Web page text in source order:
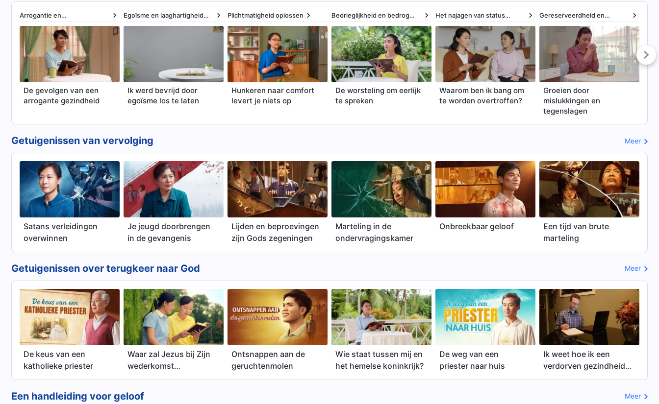
Arrogantie en
zelfgenoegzaamheid
oplossen
De gevolgen van een
arrogante gezindheid
Egoïsme en laaghartigheid
oplossen
Ik werd bevrijd door
egoïsme los te laten
Plichtmatigheid oplossen
Hunkeren naar comfort
levert je niets op
Bedrieglijkheid en bedrog
oplossen
De worsteling om eerlijk
te spreken
Het najagen van status
oplossen
Waarom ben ik bang om
te worden overtroffen?
Gereserveerdheid en
misverstanden oplossen
Groeien door
mislukkingen en
tegenslagen
Getuigenissen van vervolging Meer
Satans verleidingen
overwinnen
Je jeugd doorbrengen
in de gevangenis
Lijden en beproevingen
zijn Gods zegeningen
Marteling in de
ondervragingskamer
Onbreekbaar geloof
Een tijd van brute
marteling
Getuigenissen over terugkeer naar God Meer
De keus van een
katholieke priester
Waar zal Jezus bij Zijn
wederkomst
verschijnen en Zijn
1)
Ontsnappen aan de
geruchtenmolen
Wie staat tussen mij en
het hemelse koninkrijk?
De weg van een
priester naar huis
Ik weet hoe ik een
verdorven gezindheid
kan aanpakken
Een handleiding voor geloof Meer